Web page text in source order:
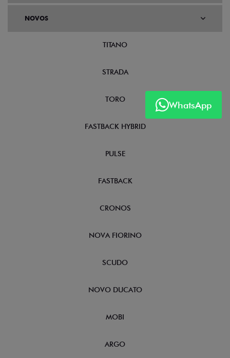
WhatsApp
NOVOS
TITANO
STRADA
TORO
FASTBACK HYBRID
PULSE
FASTBACK
CRONOS
NOVA FIORINO
SCUDO
NOVO DUCATO
MOBI
ARGO